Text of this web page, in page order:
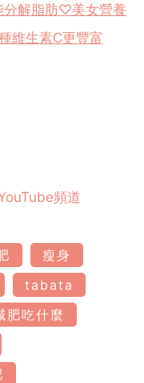
分解脂肪♡美女營養
維生素C更豐富
頻道
瘦身
tabata
肥吃什麼